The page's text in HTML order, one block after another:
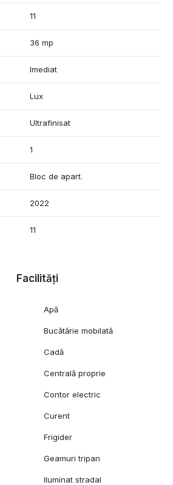
11
36 mp
Imediat
Lux
Ultrafinisat
1
Bloc de apart.
2022
11
Facilități
Apă
Bucătărie mobilată
Cadă
Centrală proprie
Contor electric
Curent
Frigider
Geamuri tripan
Iluminat stradal